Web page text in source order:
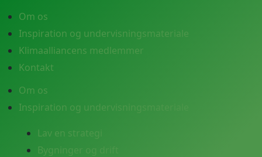
Om os
Inspiration og undervisningsmateriale
Klimaalliancens medlemmer
Kontakt
Om os
Inspiration og undervisningsmateriale
Lav en strategi
Bygninger og drift